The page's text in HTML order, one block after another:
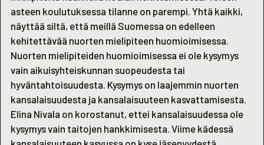
asteen koulutuksessa tilanne on parempi. Yhtä kaikki,
näyttää siltä, että meillä Suomessa on edelleen
kehitettävää nuorten mielipiteen huomioimisessa.
Nuorten mielipiteiden huomioimisessa ei ole kysymys
vain aikuisyhteiskunnan suopeudesta tai
hyväntahtoisuudesta. Kysymys on laajemmin nuorten
kansalaisuudesta ja kansalaisuuteen kasvattamisesta.
Elina Nivala on korostanut, ettei kansalaisuudessa ole
kysymys vain taitojen hankkimisesta. Viime kädessä